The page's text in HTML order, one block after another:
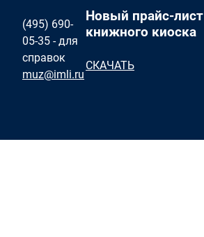
(495) 690-
05-35 - для
справок
muz@imli.ru
Новый прайс-лист
книжного киоска
СКАЧАТЬ